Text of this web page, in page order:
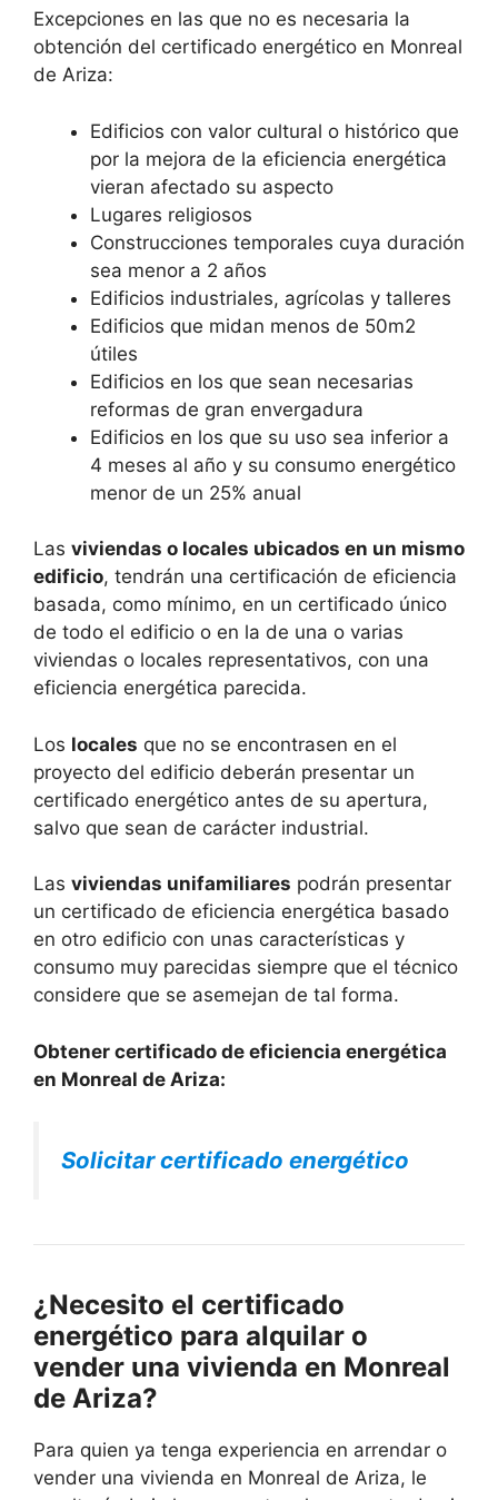
Excepciones en las que no es necesaria la
obtención del certificado energético en Monreal
de Ariza:
Edificios con valor cultural o histórico que
por la mejora de la eficiencia energética
vieran afectado su aspecto
Lugares religiosos
Construcciones temporales cuya duración
sea menor a 2 años
Edificios industriales, agrícolas y talleres
Edificios que midan menos de 50m2
útiles
Edificios en los que sean necesarias
reformas de gran envergadura
Edificios en los que su uso sea inferior a
4 meses al año y su consumo energético
menor de un 25% anual
Las viviendas o locales ubicados en un mismo
edificio, tendrán una certificación de eficiencia
basada, como mínimo, en un certificado único
de todo el edificio o en la de una o varias
viviendas o locales representativos, con una
eficiencia energética parecida.
Los locales que no se encontrasen en el
proyecto del edificio deberán presentar un
certificado energético antes de su apertura,
salvo que sean de carácter industrial.
Las viviendas unifamiliares podrán presentar
un certificado de eficiencia energética basado
en otro edificio con unas características y
consumo muy parecidas siempre que el técnico
considere que se asemejan de tal forma.
Obtener certificado de eficiencia energética
en Monreal de Ariza:
Solicitar certificado energético
¿Necesito el certificado
energético para alquilar o
vender una vivienda en Monreal
de Ariza?
Para quien ya tenga experiencia en arrendar o
vender una vivienda en Monreal de Ariza, le